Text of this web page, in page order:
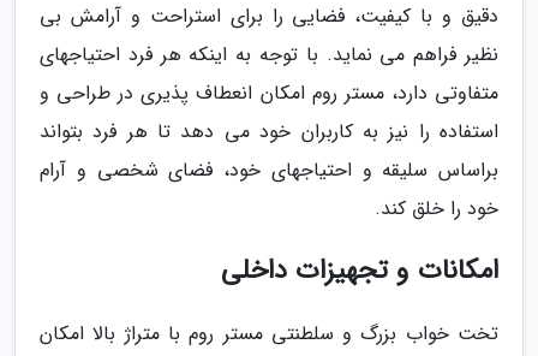
دقیق و با کیفیت، فضایی را برای استراحت و آرامش بی
نظیر فراهم می نماید. با توجه به اینکه هر فرد احتیاجهای
متفاوتی دارد، مستر روم امکان انعطاف پذیری در طراحی و
استفاده را نیز به کاربران خود می دهد تا هر فرد بتواند
براساس سلیقه و احتیاجهای خود، فضای شخصی و آرام
خود را خلق کند.
امکانات و تجهیزات داخلی
تخت خواب بزرگ و سلطنتی مستر روم با متراژ بالا امکان